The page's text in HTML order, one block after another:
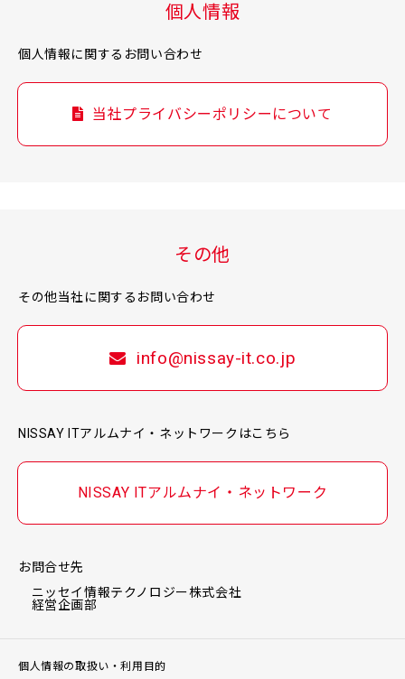
個人情報
個人情報に関するお問い合わせ
当社プライバシーポリシーについて
その他
その他当社に関するお問い合わせ
info@nissay-it.co.jp
NISSAY ITアルムナイ・ネットワークはこちら
NISSAY ITアルムナイ・ネットワーク
お問合せ先
ニッセイ情報テクノロジー株式会社
経営企画部
個人情報の取扱い・利用目的